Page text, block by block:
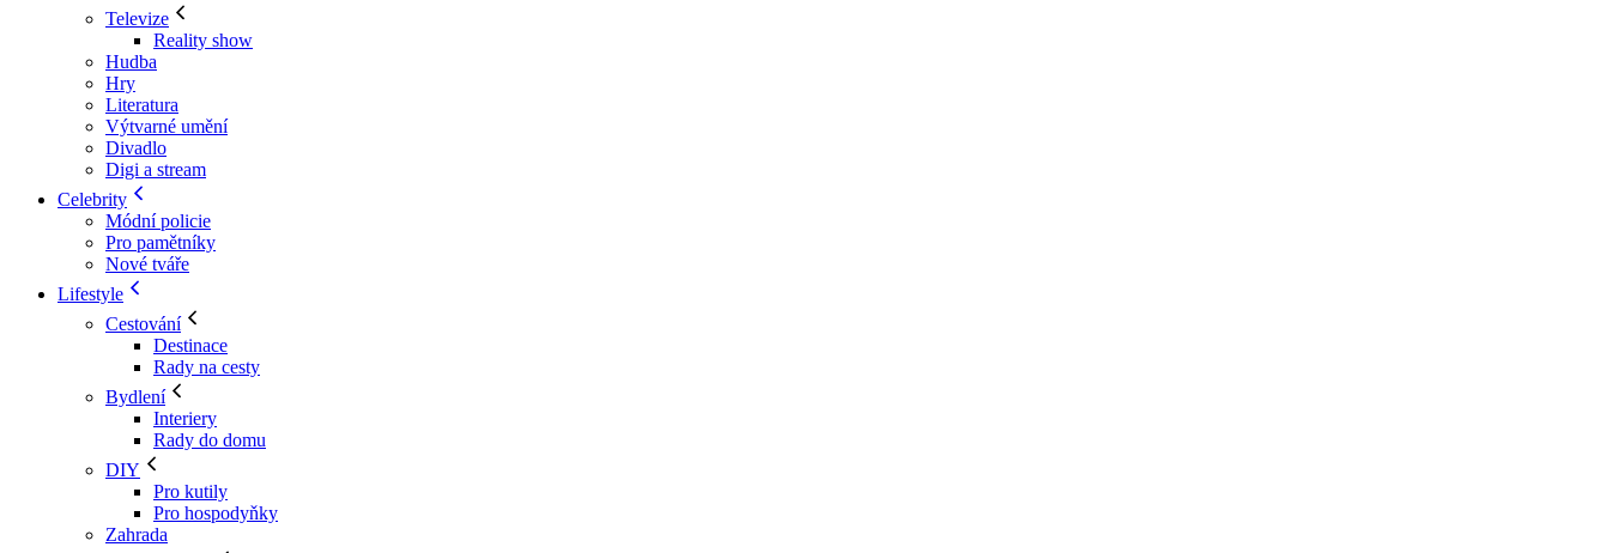
Televize
Reality show
Hudba
Hry
Literatura
Výtvarné umění
Divadlo
Digi a stream
Celebrity
Módní policie
Pro pamětníky
Nové tváře
Lifestyle
Cestování
Destinace
Rady na cesty
Bydlení
Interiery
Rady do domu
DIY
Pro kutily
Pro hospodyňky
Zahrada